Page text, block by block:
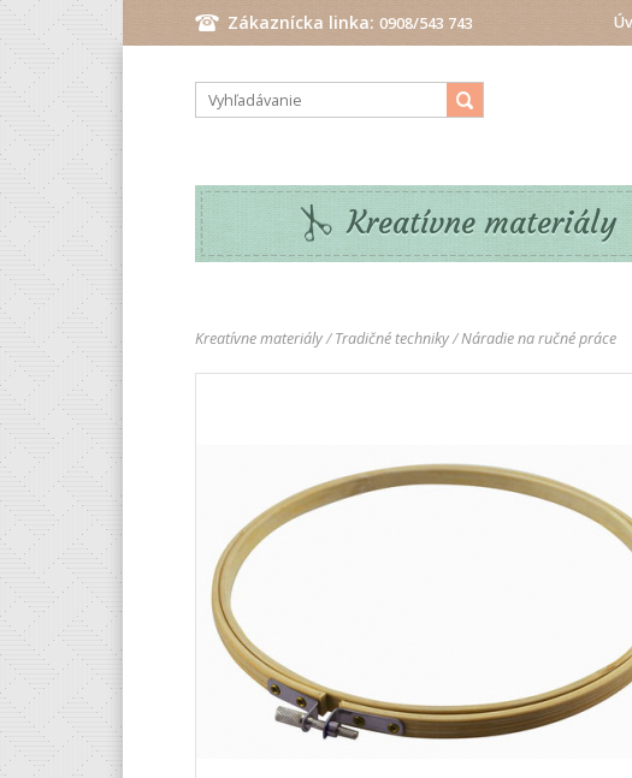
Zákaznícka linka: 0908/543 743
Kreatívne materiály
Kreatívne materiály/Tradičné techniky/Náradie na ručné práce